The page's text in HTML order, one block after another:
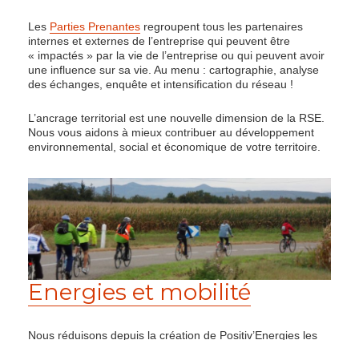
Les Parties Prenantes regroupent tous les partenaires
internes et externes de l’entreprise qui peuvent être
« impactés » par la vie de l’entreprise ou qui peuvent avoir
une influence sur sa vie. Au menu : cartographie, analyse
des échanges, enquête et intensification du réseau !
L’ancrage territorial est une nouvelle dimension de la RSE.
Nous vous aidons à mieux contribuer au développement
environnemental, social et économique de votre territoire.
Energies et mobilité
Nous réduisons depuis la création de Positiv’Energies les